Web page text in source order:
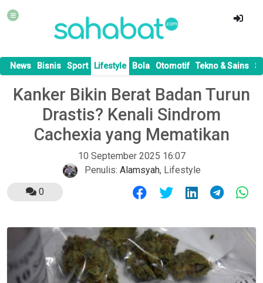
News Bisnis Sport Lifestyle Bola Otomotif Tekno & Sains
Kanker Bikin Berat Badan Turun
Drastis? Kenali Sindrom
Cachexia yang Mematikan
10 September 2025 16:07
Penulis: Alamsyah, Lifestyle
0